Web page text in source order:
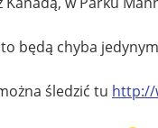
będą chyba
śledzić tu http://